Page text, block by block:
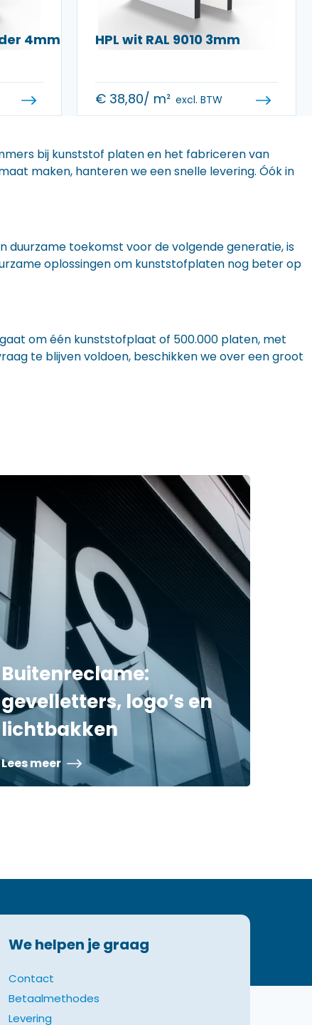
4mm HPL wit RAL 9010 3mm
€ 38,80/ m² excl. BTW
bij kunststof platen en het fabriceren van
maken, hanteren we een snelle levering. Óók in
toekomst voor de volgende generatie, is
oplossingen om kunststofplaten nog beter op
om één kunststofplaat of 500.000 platen, met
te blijven voldoen, beschikken we over een groot
Buitenreclame:
gevelletters, logo’s en
lichtbakken
Lees meer
We helpen je graag
Contact
Betaalmethodes
Levering